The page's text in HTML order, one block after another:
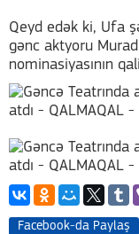
Qeyd edək ki, Ufa
gənc aktyoru
nominasiyasının
Facebook-da Paylaş